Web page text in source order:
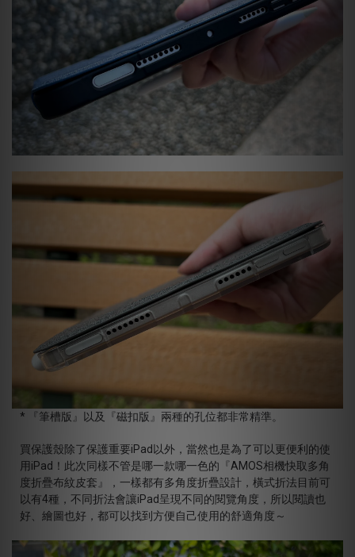
* 『筆槽版』以及『磁扣版』兩種的孔位都非常精準。
買保護殼除了保護重要iPad以外，當然也是為了可以更便利的使
用iPad！此次同樣不管是哪一款哪一色的『AMOS相機快取多角
度折疊布紋皮套』，一樣都有多角度折疊設計，橫式折法目前可
以有4種，不同折法會讓iPad呈現不同的閱覽角度，所以閱讀也
好、繪圖也好，都可以找到方便自己使用的舒適角度～